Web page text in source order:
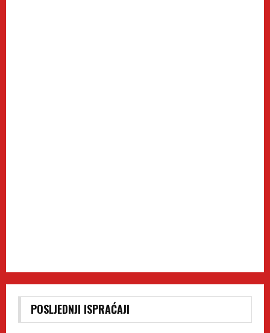
POSLJEDNJI ISPRAĆAJI